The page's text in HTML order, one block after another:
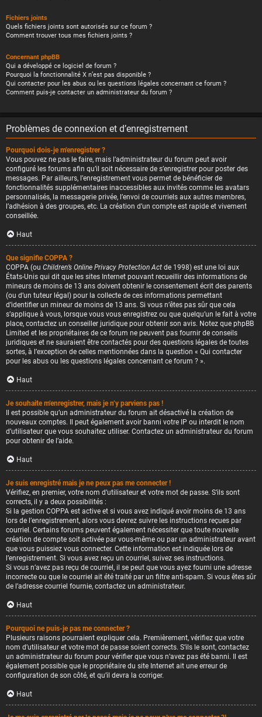
Fichiers joints
Quels fichiers joints sont autorisés sur ce forum ?
Comment trouver tous mes fichiers joints ?
Concernant phpBB
Qui a développé ce logiciel de forum ?
Pourquoi la fonctionnalité X n’est pas disponible ?
Qui contacter pour les abus ou les questions légales concernant ce forum ?
Comment puis-je contacter un administrateur du forum ?
Problèmes de connexion et d’enregistrement
Pourquoi dois-je m’enregistrer ?
Vous pouvez ne pas le faire, mais l’administrateur du forum peut avoir
configuré les forums afin qu’il soit nécessaire de s’enregistrer pour poster des
messages. Par ailleurs, l’enregistrement vous permet de bénéficier de
fonctionnalités supplémentaires inaccessibles aux invités comme les avatars
personnalisés, la messagerie privée, l’envoi de courriels aux autres membres,
l’adhésion à des groupes, etc. La création d’un compte est rapide et vivement
conseillée.
Haut
Que signifie COPPA ?
COPPA (ou Children’s Online Privacy Protection Act de 1998) est une loi aux
États-Unis qui dit que les sites Internet pouvant recueillir des informations de
mineurs de moins de 13 ans doivent obtenir le consentement écrit des parents
(ou d’un tuteur légal) pour la collecte de ces informations permettant
d’identifier un mineur de moins de 13 ans. Si vous n’êtes pas sûr que cela
s’applique à vous, lorsque vous vous enregistrez ou que quelqu’un le fait à votre
place, contactez un conseiller juridique pour obtenir son avis. Notez que phpBB
Limited et les propriétaires de ce forum ne peuvent pas fournir de conseils
juridiques et ne sauraient être contactés pour des questions légales de toutes
sortes, à l’exception de celles mentionnées dans la question « Qui contacter
pour les abus ou les questions légales concernant ce forum ? ».
Haut
Je souhaite m’enregistrer, mais je n’y parviens pas !
Il est possible qu’un administrateur du forum ait désactivé la création de
nouveaux comptes. Il peut également avoir banni votre IP ou interdit le nom
d’utilisateur que vous souhaitez utiliser. Contactez un administrateur du forum
pour obtenir de l’aide.
Haut
Je suis enregistré mais je ne peux pas me connecter !
Vérifiez, en premier, votre nom d’utilisateur et votre mot de passe. S’ils sont
corrects, il y a deux possibilités :
Si la gestion COPPA est active et si vous avez indiqué avoir moins de 13 ans
lors de l’enregistrement, alors vous devrez suivre les instructions reçues par
courriel. Certains forums peuvent également nécessiter que toute nouvelle
création de compte soit activée par vous-même ou par un administrateur avant
que vous puissiez vous connecter. Cette information est indiquée lors de
l’enregistrement. Si vous avez reçu un courriel, suivez ses instructions.
Si vous n’avez pas reçu de courriel, il se peut que vous ayez fourni une adresse
incorrecte ou que le courriel ait été traité par un filtre anti-spam. Si vous êtes sûr
de l’adresse courriel fournie, contactez un administrateur.
Haut
Pourquoi ne puis-je pas me connecter ?
Plusieurs raisons pourraient expliquer cela. Premièrement, vérifiez que votre
nom d’utilisateur et votre mot de passe soient corrects. S’ils le sont, contactez
un administrateur du forum pour vérifier que vous n’avez pas été banni. Il est
également possible que le propriétaire du site Internet ait une erreur de
configuration de son côté, et qu’il devra la corriger.
Haut